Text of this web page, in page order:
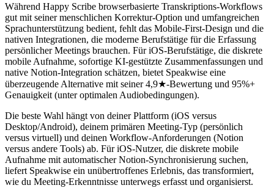
Während Happy Scribe browserbasierte Transkriptions-Workflows
gut mit seiner menschlichen Korrektur-Option und umfangreichen
Sprachunterstützung bedient, fehlt das Mobile-First-Design und die
nativen Integrationen, die moderne Berufstätige für die Erfassung
persönlicher Meetings brauchen. Für iOS-Berufstätige, die diskrete
mobile Aufnahme, sofortige KI-gestützte Zusammenfassungen und
native Notion-Integration schätzen, bietet Speakwise eine
überzeugende Alternative mit seiner 4,9★-Bewertung und 95%+
Genauigkeit (unter optimalen Audiobedingungen).
Die beste Wahl hängt von deiner Plattform (iOS versus
Desktop/Android), deinem primären Meeting-Typ (persönlich
versus virtuell) und deinen Workflow-Anforderungen (Notion
versus andere Tools) ab. Für iOS-Nutzer, die diskrete mobile
Aufnahme mit automatischer Notion-Synchronisierung suchen,
liefert Speakwise ein unübertroffenes Erlebnis, das transformiert,
wie du Meeting-Erkenntnisse unterwegs erfasst und organisierst.